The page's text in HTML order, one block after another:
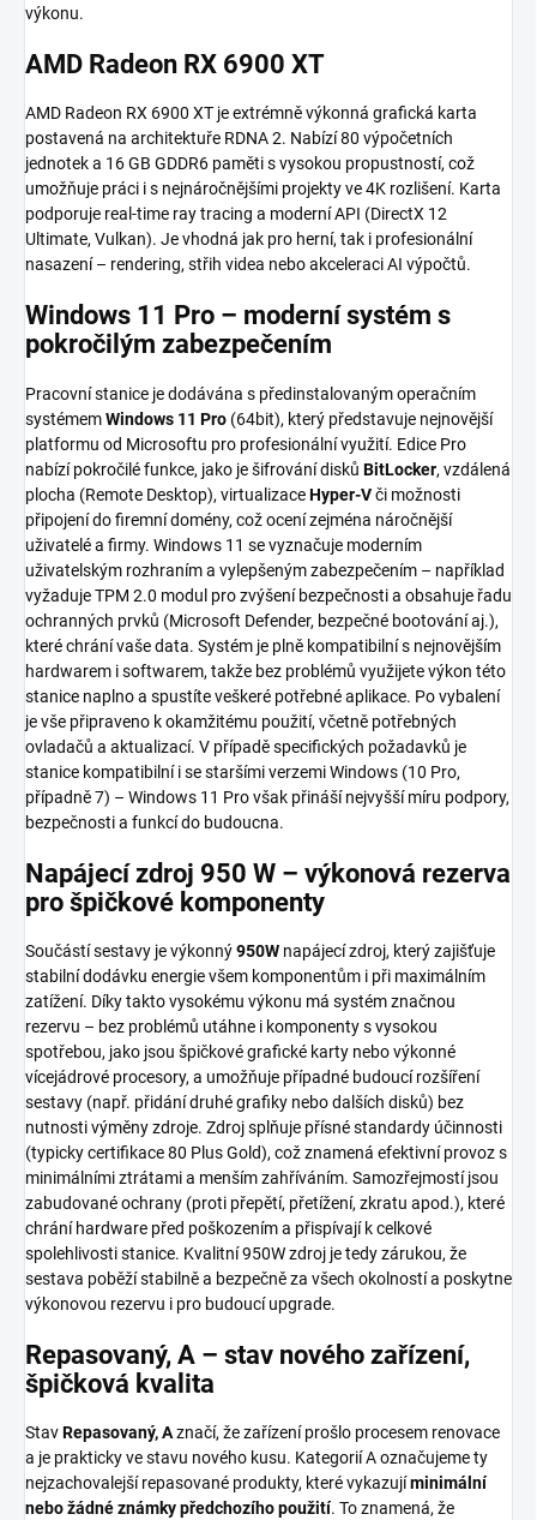
výkonu.
AMD Radeon RX 6900 XT
AMD Radeon RX 6900 XT je extrémně výkonná grafická karta
postavená na architektuře RDNA 2. Nabízí 80 výpočetních
jednotek a 16 GB GDDR6 paměti s vysokou propustností, což
umožňuje práci i s nejnáročnějšími projekty ve 4K rozlišení. Karta
podporuje real-time ray tracing a moderní API (DirectX 12
Ultimate, Vulkan). Je vhodná jak pro herní, tak i profesionální
nasazení – rendering, střih videa nebo akceleraci AI výpočtů.
Windows 11 Pro – moderní systém s
pokročilým zabezpečením
Pracovní stanice je dodávána s předinstalovaným operačním
systémemWindows 11 Pro (64bit), který představuje nejnovější
platformu od Microsoftu pro profesionální využití. Edice Pro
nabízí pokročilé funkce, jako je šifrování disků BitLocker, vzdálená
plocha (Remote Desktop), virtualizaceHyper-Vči možnosti
připojení do firemní domény, což ocení zejména náročnější
uživatelé a firmy. Windows 11 se vyznačuje moderním
uživatelským rozhraním a vylepšeným zabezpečením – například
vyžaduje TPM 2.0 modul pro zvýšení bezpečnosti a obsahuje řadu
ochranných prvků (Microsoft Defender, bezpečné bootování aj.),
které chrání vaše data. Systém je plně kompatibilní s nejnovějším
hardwarem i softwarem, takže bez problémů využijete výkon této
stanice naplno a spustíte veškeré potřebné aplikace. Po vybalení
je vše připraveno k okamžitému použití, včetně potřebných
ovladačů a aktualizací. V případě specifických požadavků je
stanice kompatibilní i se staršími verzemi Windows (10 Pro,
případně 7) – Windows 11 Pro však přináší nejvyšší míru podpory,
bezpečnosti a funkcí do budoucna.
Napájecí zdroj 950 W – výkonová rezerva
pro špičkové komponenty
Součástí sestavy je výkonný950W napájecí zdroj, který zajišťuje
stabilní dodávku energie všem komponentům i při maximálním
zatížení. Díky takto vysokému výkonu má systém značnou
rezervu – bez problémů utáhne i komponenty s vysokou
spotřebou, jako jsou špičkové grafické karty nebo výkonné
vícejádrové procesory, a umožňuje případné budoucí rozšíření
sestavy (např. přidání druhé grafiky nebo dalších disků) bez
nutnosti výměny zdroje. Zdroj splňuje přísné standardy účinnosti
(typicky certifikace 80 Plus Gold), což znamená efektivní provoz s
minimálními ztrátami a menším zahříváním. Samozřejmostí jsou
zabudované ochrany (proti přepětí, přetížení, zkratu apod.), které
chrání hardware před poškozením a přispívají k celkové
spolehlivosti stanice. Kvalitní 950W zdroj je tedy zárukou, že
sestava poběží stabilně a bezpečně za všech okolností a poskytne
výkonovou rezervu i pro budoucí upgrade.
Repasovaný, A – stav nového zařízení,
špičková kvalita
StavRepasovaný, Aznačí, že zařízení prošlo procesem renovace
a je prakticky ve stavu nového kusu. Kategorií A označujeme ty
nejzachovalejší repasované produkty, které vykazujíminimální
nebo žádné známky předchozího použití. To znamená, že